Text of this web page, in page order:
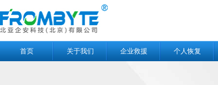
首页 关于我们 企业救援 个人恢复